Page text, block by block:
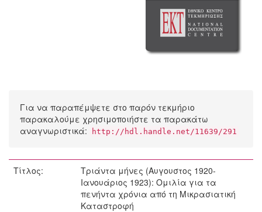
Για να παραπέμψετε στο παρόν τεκμήριο
παρακαλούμε χρησιμοποιήστε τα παρακάτω
αναγνωριστικά:
http://hdl.handle.net/11639/291
Τίτλος:
Τριάντα μήνες (Αυγουστος 1920-
Ιανουάριος 1923): Ομιλία για τα
πενήντα χρόνια από τη Μικρασιατική
Καταστροφή